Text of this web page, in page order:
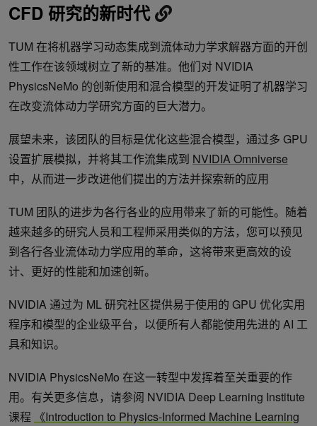
CFD 研究的新时代
TUM 在将机器学习动态集成到流体动力学求解器方面的开创
性工作在该领域树立了新的基准。他们对 NVIDIA
PhysicsNeMo 的创新使用和混合模型的开发证明了机器学习
在改变流体动力学研究方面的巨大潜力。
展望未来，该团队的目标是优化这些混合模型，通过多 GPU
设置扩展模拟，并将其工作流集成到 NVIDIA Omniverse
中，从而进一步改进他们提出的方法并探索新的应用
TUM 团队的进步为各行各业的应用带来了新的可能性。随着
越来越多的研究人员和工程师采用类似的方法，您可以预见
到各行各业流体动力学应用的革命，这将带来更高效的设
计、更好的性能和加速创新。
NVIDIA 通过为 ML 研究社区提供易于使用的 GPU 优化实用
程序和模型的企业级平台，以便所有人都能使用先进的 AI 工
具和知识。
NVIDIA PhysicsNeMo 在这一转型中发挥着至关重要的作
用。有关更多信息，请参阅 NVIDIA Deep Learning Institute
课程 《Introduction to Physics-Informed Machine Learning